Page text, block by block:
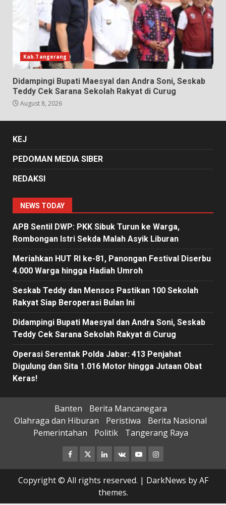
Kab.Tangerang
Didampingi Bupati Maesyal dan Andra Soni, Seskab
Teddy Cek Sarana Sekolah Rakyat di Curug
August 8, 2026
KEJ
PEDOMAN MEDIA SIBER
REDAKSI
NEWS TODAY
APB Sentil DWP: PKK Sibuk Turun ke Warga,
Rombongan Istri Sekda Malah Asyik Liburan
Meriahkan HUT RI ke-81, Panongan Festival Diserbu
4.000 Warga hingga Hadiah Umroh
Seskab Teddy dan Mensos Pastikan 100 Sekolah
Rakyat Siap Beroperasi Bulan Ini
Didampingi Bupati Maesyal dan Andra Soni, Seskab
Teddy Cek Sarana Sekolah Rakyat di Curug
Operasi Serentak Polda Jabar: 413 Penjahat
Digulung dan Sita 1.016 Motor hingga Jutaan Obat
Keras!
Banten
Berita Mancanegara
Olahraga dan Hiburan
Peristiwa
Berita Nasional
Pemerintahan
Politik Tangerang Raya
Facebook
TwitterLinkedin
VK YoutubeInstagram
Copyright © All rights reserved. | DarkNews by AF
themes.